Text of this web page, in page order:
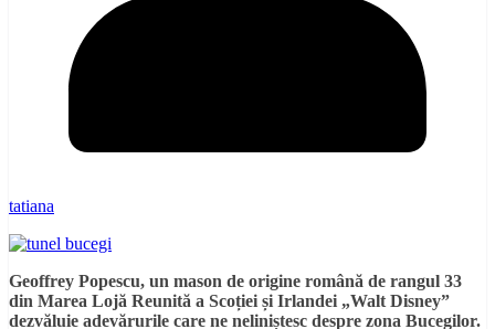
tatiana
Geoffrey Popescu, un mason de origine română de rangul 33
din Marea Lojă Reunită a Scoției și Irlandei „Walt Disney”
dezvăluie adevărurile care ne neliniștesc despre zona Bucegilor.